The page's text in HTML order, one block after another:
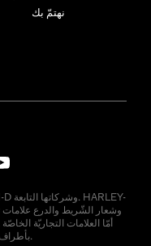
نهتمّ بك
بأطراف ثالثة فتعود ملكيتها لهم.